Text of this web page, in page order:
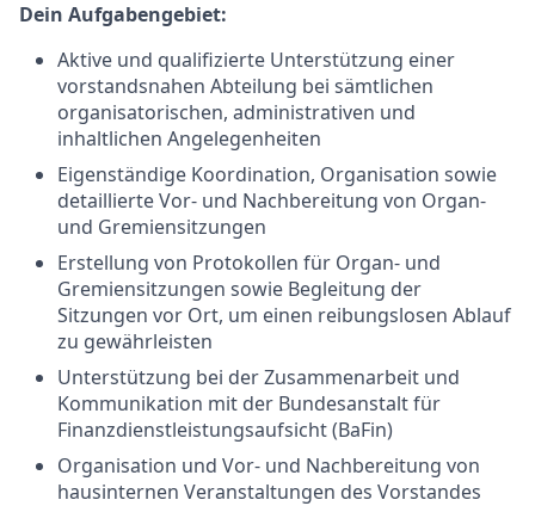
Dein Aufgabengebiet:
Aktive und qualifizierte Unterstützung einer
vorstandsnahen Abteilung bei sämtlichen
organisatorischen, administrativen und
inhaltlichen Angelegenheiten
Eigenständige Koordination, Organisation sowie
detaillierte Vor- und Nachbereitung von Organ-
und Gremiensitzungen
Erstellung von Protokollen für Organ- und
Gremiensitzungen sowie Begleitung der
Sitzungen vor Ort, um einen reibungslosen Ablauf
zu gewährleisten
Unterstützung bei der Zusammenarbeit und
Kommunikation mit der Bundesanstalt für
Finanzdienstleistungsaufsicht (BaFin)
Organisation und Vor- und Nachbereitung von
hausinternen Veranstaltungen des Vorstandes